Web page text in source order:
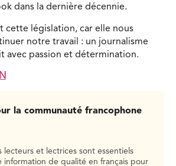
dans la dernière décennie.
cette législation, car elle nous
notre travail : un journalisme
avec passion et détermination.
la communauté francophone
lecteurs et lectrices sont essentiels
information de qualité en français pour